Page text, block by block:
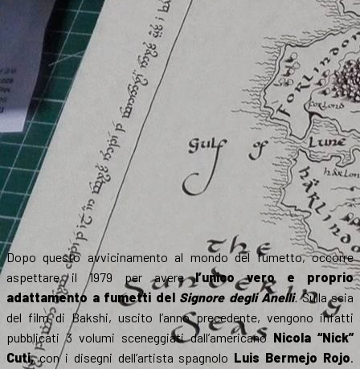
Dopo questo avvicinamento al mondo del fumetto, occorre
aspettare il 1979 per averel’unico vero e proprio
adattamento a fumetti del Signore degli Anelli.Sulla scia
del film di Bakshi, uscito l’anno precedente, vengono infatti
pubblicati 3 volumi sceneggiati dall’americano Nicola “Nick”
Cuti,con i disegni dell’artista spagnolo Luis Bermejo Rojo.